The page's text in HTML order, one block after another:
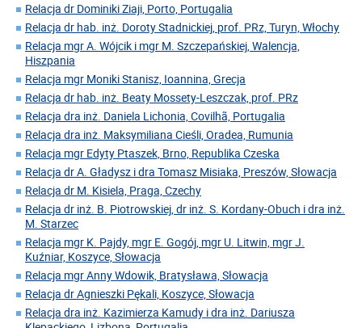
Relacja dr Dominiki Ziaji, Porto, Portugalia
Relacja dr hab. inż. Doroty Stadnickiej, prof. PRz, Turyn, Włochy
Relacja mgr A. Wójcik i mgr M. Szczepańskiej, Walencja,
Hiszpania
Relacja mgr Moniki Stanisz, Ioannina, Grecja
Relacja dr hab. inż. Beaty Mossety-Leszczak, prof. PRz
Relacja dra inż. Daniela Lichonia, Covilhã, Portugalia
Relacja dra inż. Maksymiliana Cieśli, Oradea, Rumunia
Relacja mgr Edyty Ptaszek, Brno, Republika Czeska
Relacja dr A. Gładysz i dra Tomasz Misiaka, Preszów, Słowacja
Relacja dr M. Kisiela, Praga, Czechy
Relacja dr inż. B. Piotrowskiej, dr inż. S. Kordany-Obuch i dra inż.
M. Starzec
Relacja mgr K. Pajdy, mgr E. Gogój, mgr U. Litwin, mgr J.
Kuźniar, Koszyce, Słowacja
Relacja mgr Anny Wdowik, Bratysława, Słowacja
Relacja dr Agnieszki Pękali, Koszyce, Słowacja
Relacja dra inż. Kazimierza Kamudy i dra inż. Dariusza